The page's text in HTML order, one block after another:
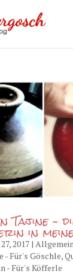
Tajine –
in
2017| Allgemein
- Für's Göschle,
- Für's Köfferle